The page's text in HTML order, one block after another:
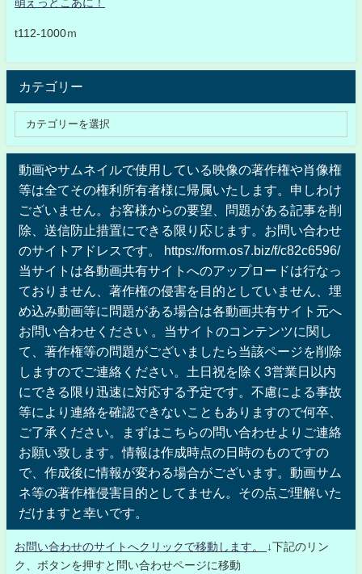
萌えっとこあに！
t112-1000ｍ
カテゴリー
動画やサムネイルで使用している映像の著作権や肖像権
等は全てその権利所有者様に帰属いたします。申しわけ
ございません。お客様からの要望、問題がある記事を削
除、送信防止措置にできる限り応じます。お問い合わせ
のサイトアドレスです。 https://form.os7.biz/f/c82c6596/
当サイトは各動画共有サイトへのアップロードは行なっ
ておりません、著作権の侵害を目的としていません、埋
め込み動画等に問題がある場合は各動画共有サイト元へ
お問い合わせください 。当サイトのコンテンツに関し
て、著作権等の問題がございましたら当該ページを削除
しますのでご連絡ください。土日祝を除く3営業日以内
にできる限り迅速に対応する予定です。不慮による事故
等により連絡を確認できないこともありますので何卒、
ご了承ください。まずはこちらの問い合わせよりご連絡
お願い致します。情報は作成時点の日時のものですの
で、作成後に情報が変わる場合がございます。動画サム
ネ等の著作権侵害目的としてません。その点ご理解いた
だけますと幸いです。
お問い合わせのサイトへクリックで移動します。
↓下記のリン
ク、ボタンを押すと問い合わせページに移動